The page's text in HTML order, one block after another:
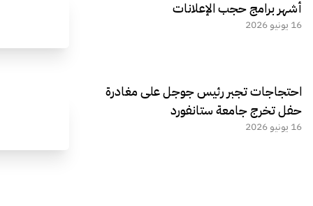
أشهر برامج حجب الإعلانات
16 يونيو 2026
احتجاجات تجبر رئيس جوجل على مغادرة
حفل تخرج جامعة ستانفورد
16 يونيو 2026